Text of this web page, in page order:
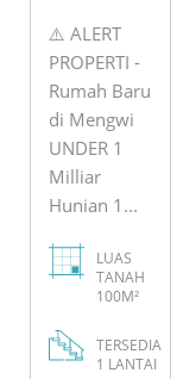
⚠️ ALERT
PROPERTI -
Rumah Baru
di Mengwi
UNDER 1
Milliar
Hunian 1...
LUAS
TANAH
100M²
TERSEDIA
1 LANTAI